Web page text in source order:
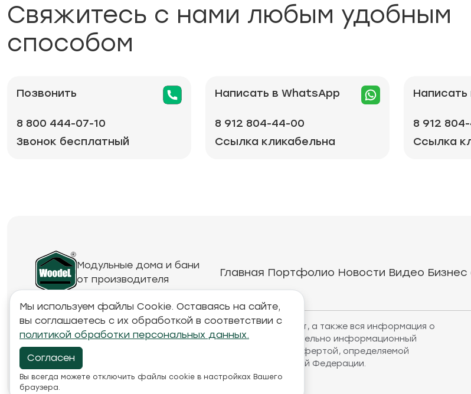
Свяжитесь с нами любым удобным
способом
Позвонить
8 800 444-07-10
Звонок бесплатный
Написать в WhatsApp
8 912 804-44-00
Ссылка кликабельна
Написать
8 912
Ссылка
Модульные дома и бани
от производителя
Главная Портфолио Новости Видео
Обращаем ваше внимание на то, что данный интернет-сайт, а также вся информация о
товарах и ценах, предоставленная на нём, носит исключительно информационный
характер и ни при каких условиях не является публичной офертой, определяемой
положениями Статьи 437 Гражданского кодекса Российской Федерации.
Мы используем файлы Cookie. Оставаясь на сайте,
вы соглашаетесь с их обработкой в соответствии с
политикой обработки персональных данных.
Согласен
Вы всегда можете отключить файлы cookie в настройках Вашего
браузера.